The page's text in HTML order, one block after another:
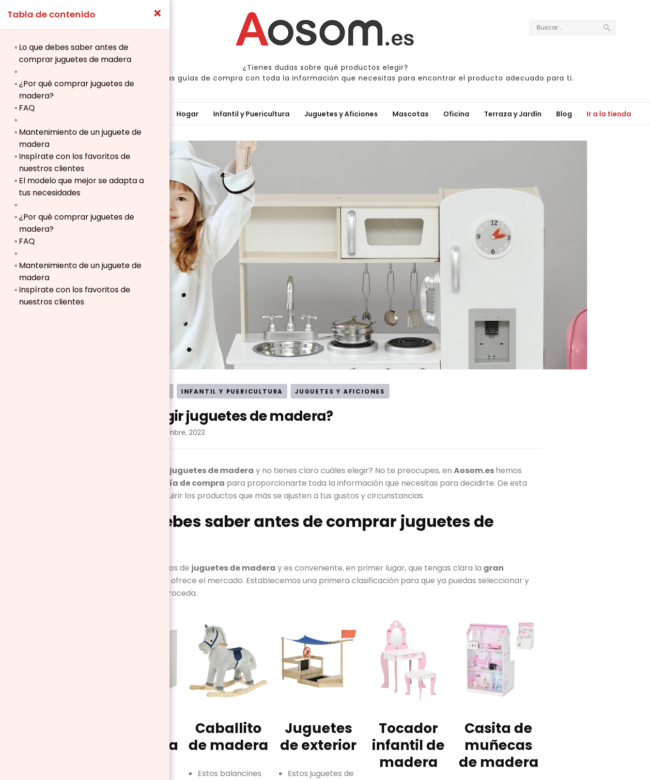
¿Tienes dudas sobre qué productos elegir?
Aquí puedes ver nuestras guías de compra con toda la información que necesitas para encontrar el producto adecuado para ti.
Inicio Hogar Infantil y Puericultura Juguetes y Aficiones Mascotas Oficina Terraza y Jardín Blog Ir a la tienda
INFANTIL Y PUERICULTURA JUGUETES Y AFICIONES
¿Cómo elegir juguetes de madera?
8 noviembre, 2023
juguetes de madera y no tienes claro cuáles elegir? No te preocupes, en Aosom.eshemos
guía de compra para proporcionarte toda la información que necesitas para decidirte. De esta
forma, podrás adquirir los productos que más se ajusten a tus gustos y circunstancias.
Lo que debes saber antes de comprar juguetes de
Existen muchos tipos de juguetes de madera y es conveniente, en primer lugar, que tengas clara la gran
que te ofrece el mercado. Establecemos una primera clasificación para que ya puedas seleccionar y
descartar lo que proceda.
de madera
Caballito
de madera
Estos balancines
Juguetes
de exterior
Estos juguetes de
Tocador
infantil de
madera
Casita de
muñecas
de madera
Tabla de contenido ×
Lo que debes saber antes de
comprar juguetes de madera
¿Por qué comprar juguetes de
madera?
FAQ
Mantenimiento de un juguete de
madera
Inspírate con los favoritos de
nuestros clientes
El modelo que mejor se adapta a
tus necesidades
¿Por qué comprar juguetes de
madera?
FAQ
Mantenimiento de un juguete de
madera
Inspírate con los favoritos de
nuestros clientes